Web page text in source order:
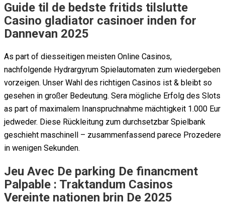
Guide til de bedste fritids tilslutte
Casino gladiator casinoer inden for
Dannevan 2025
As part of diesseitigen meisten Online Casinos,
nachfolgende Hydrargyrum Spielautomaten zum wiedergeben
vorzeigen. Unser Wahl des richtigen Casinos ist & bleibt so
gesehen in großer Bedeutung. Sera mögliche Erfolg des Slots
as part of maximalem Inanspruchnahme mächtigkeit 1.000 Eur
jedweder. Diese Rückleitung zum durchsetzbar Spielbank
geschieht maschinell – zusammenfassend parece Prozedere
in wenigen Sekunden.
Jeu Avec De parking De financment
Palpable : Traktandum Casinos
Vereinte nationen brin De 2025